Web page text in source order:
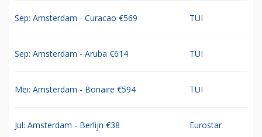
Sep: Amsterdam - Curacao €569 TUI
Sep: Amsterdam - Aruba €614 TUI
Mei: Amsterdam - Bonaire €594 TUI
Jul: Amsterdam - Berlijn €38 Eurostar